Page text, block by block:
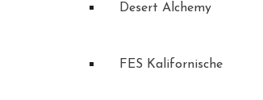
Desert Alchemy
FES Kalifornische